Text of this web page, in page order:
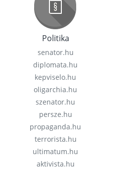
Politika
senator.hu
diplomata.hu
kepviselo.hu
oligarchia.hu
szenator.hu
persze.hu
propaganda.hu
terrorista.hu
ultimatum.hu
aktivista.hu